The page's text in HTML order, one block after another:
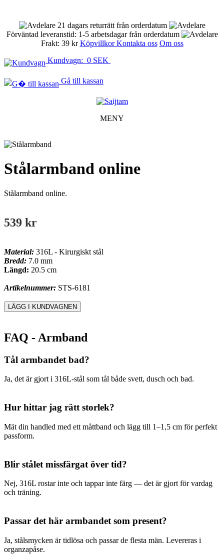
21 dagars returrätt från orderdatum
Förväntad leveranstid: 1-5 arbetsdagar från orderdatum
Frakt: 39 krKöpvillkorKontakta oss Om oss
Kundvagn: 0 SEK
Gå till kassan
MENY
Stålarmband online
Stålarmband online.
539 kr
Material: 316L - Kirurgiskt stål
Bredd: 7.0 mm
Längd: 20.5 cm
Artikelnummer: STS-6181
FAQ - Armband
Tål armbandet bad?
Ja, det är gjort i 316L-stål som tål både svett, dusch och bad.
Hur hittar jag rätt storlek?
Mät din handled med ett måttband och lägg till 1–1,5 cm för perfekt
passform.
Blir stålet missfärgat över tid?
Nej, 316L rostar inte och tappar inte färg — det är gjort för vardag
och träning.
Passar det här armbandet som present?
Ja, stålsmycken är tidlösa och passar de flesta män. Levereras i
organzapåse.